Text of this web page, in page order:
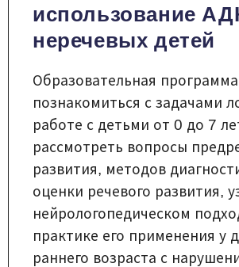
использование
неречевых детей
Образовательная
познакомиться с задачами
работе с детьми от 0 до 7
рассмотреть вопросы
развития, методов
оценки речевого развития,
нейрологопедическом
практике его применения у
раннего возраста с